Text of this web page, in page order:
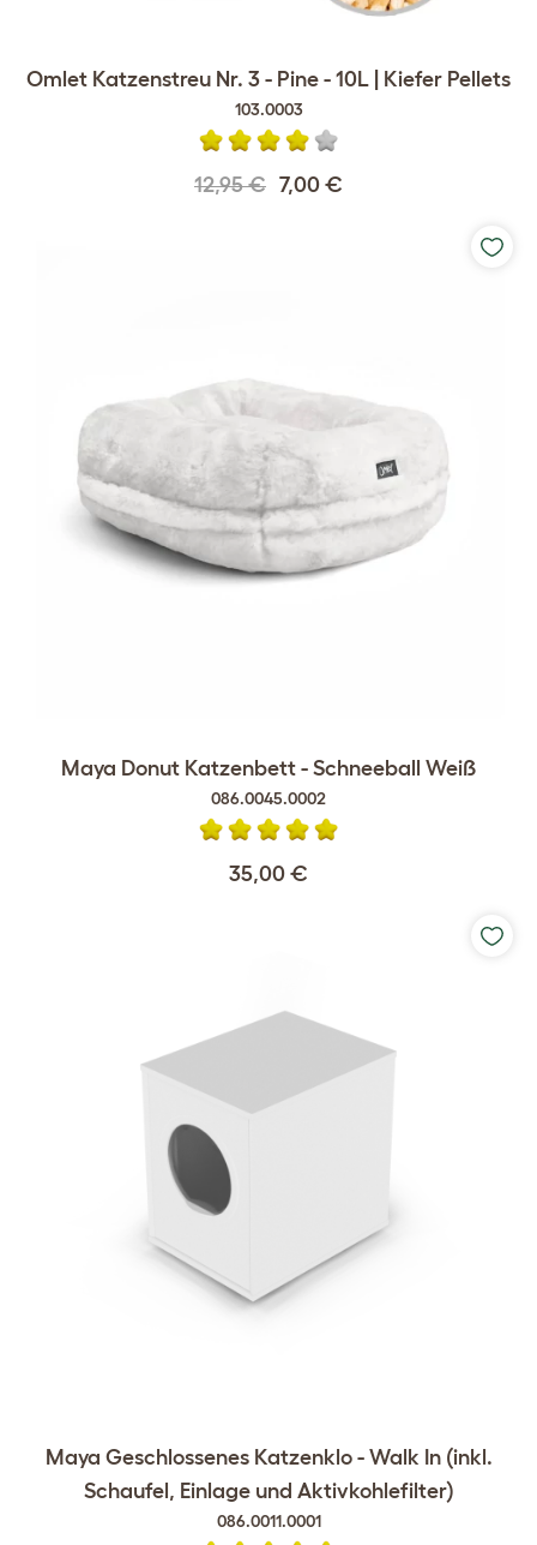
Omlet Katzenstreu Nr. 3 - Pine - 10L | Kiefer Pellets
103.0003
12,95 € 7,00 €
Maya Donut Katzenbett - Schneeball Weiß
086.0045.0002
35,00 €
Maya Geschlossenes Katzenklo - Walk In (inkl.
Schaufel, Einlage und Aktivkohlefilter)
086.0011.0001